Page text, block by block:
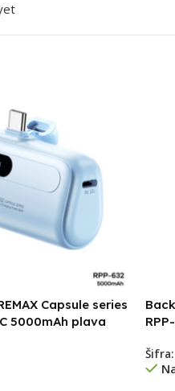
Capsule series
5000mAh plava